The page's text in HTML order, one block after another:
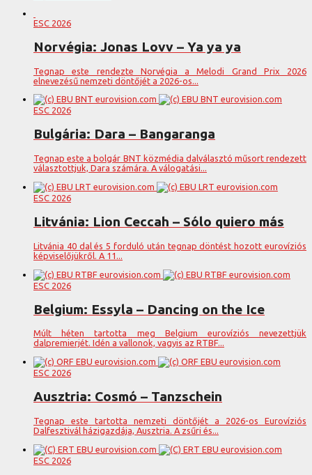
ESC 2026
Norvégia: Jonas Lovv – Ya ya ya
Tegnap este rendezte Norvégia a Melodi Grand Prix 2026
elnevezésű nemzeti döntőjét a 2026-os...
ESC 2026
Bulgária: Dara – Bangaranga
Tegnap este a bolgár BNT közmédia dalválasztó műsort rendezett
választottjuk, Dara számára. A válogatási...
ESC 2026
Litvánia: Lion Ceccah – Sólo quiero más
Litvánia 40 dal és 5 forduló után tegnap döntést hozott eurovíziós
képviselőjükről. A 11...
ESC 2026
Belgium: Essyla – Dancing on the Ice
Múlt héten tartotta meg Belgium eurovíziós nevezettjük
dalpremierjét. Idén a vallonok, vagyis az RTBF...
ESC 2026
Ausztria: Cosmó – Tanzschein
Tegnap este tartotta nemzeti döntőjét a 2026-os Eurovíziós
Dalfesztivál házigazdája, Ausztria. A zsűri és...
ESC 2026